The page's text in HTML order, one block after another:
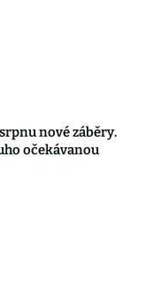
nové záběry.
očekávanou